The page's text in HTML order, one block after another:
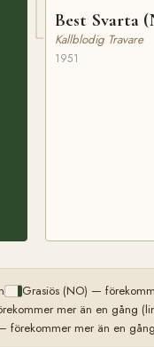
Best Svarta
Kallblodig Travare
1951
Grasiös (NO) —
mer än en gång
förekommer mer än en